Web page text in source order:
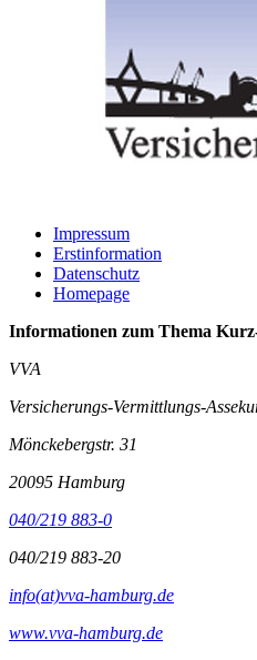
Impressum
Erstinformation
Datenschutz
Homepage
Informationen zum Thema
VVA
Versicherungs-Vermittlungs-
Mönckebergstr. 31
20095 Hamburg
040/219 883-0
040/219 883-20
info(at)vva-hamburg.de
www.vva-hamburg.de